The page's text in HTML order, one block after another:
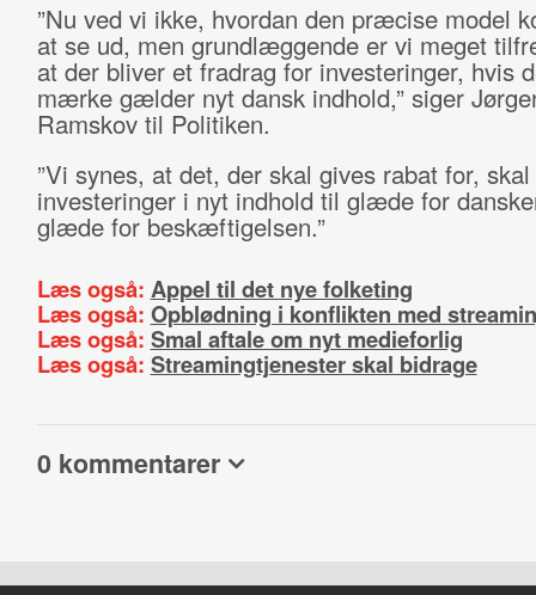
”Nu ved vi ikke, hvordan den præcise model
at se ud, men grundlæggende er vi meget
at der bliver et fradrag for investeringer, hvis
mærke gælder nyt dansk indhold,” siger
Ramskov til Politiken.
”Vi synes, at det, der skal gives rabat for,
investeringer i nyt indhold til glæde for
glæde for beskæftigelsen.”
Læs også: Appel til det nye folketing
Læs også: Opblødning i konflikten med
Læs også: Smal aftale om nyt medieforlig
Læs også: Streamingtjenester skal bidrage
0 kommentarer